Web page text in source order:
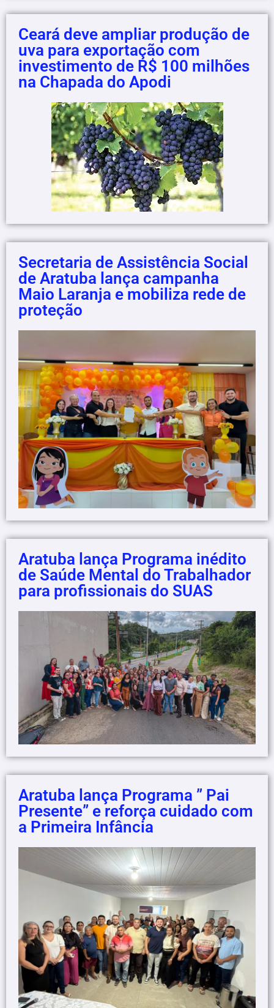
Ceará deve ampliar produção de
uva para exportação com
investimento de R$ 100 milhões
na Chapada do Apodi
Secretaria de Assistência Social
de Aratuba lança campanha
Maio Laranja e mobiliza rede de
proteção
Aratuba lança Programa inédito
de Saúde Mental do Trabalhador
para profissionais do SUAS
Aratuba lança Programa ” Pai
Presente” e reforça cuidado com
a Primeira Infância